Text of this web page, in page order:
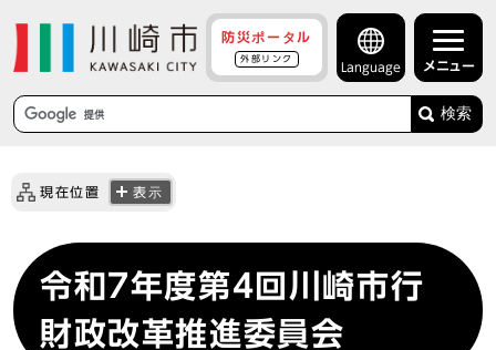
防災ポータル
外部リンク
Language メニュー
検索
現在位置 表示
令和7年度第4回川崎市行
財政改革推進委員会